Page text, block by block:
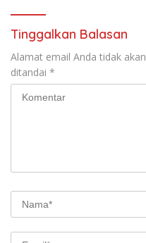
Tinggalkan Balasan
Alamat email Anda tidak
ditandai *